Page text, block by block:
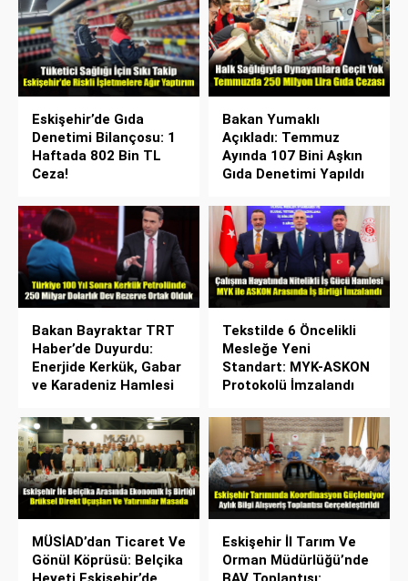
Eskişehir’de Gıda
Denetimi Bilançosu: 1
Haftada 802 Bin TL
Ceza!
Bakan Yumaklı
Açıkladı: Temmuz
Ayında 107 Bini Aşkın
Gıda Denetimi Yapıldı
Bakan Bayraktar TRT
Haber’de Duyurdu:
Enerjide Kerkük, Gabar
ve Karadeniz Hamlesi
Tekstilde 6 Öncelikli
Mesleğe Yeni
Standart: MYK-ASKON
Protokolü İmzalandı
MÜSİAD’dan Ticaret Ve
Gönül Köprüsü: Belçika
Eskişehir İl Tarım Ve
Orman Müdürlüğü’nde